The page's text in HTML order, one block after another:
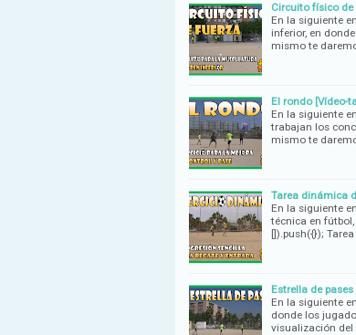
Circuito físico de
En la siguiente
inferior, en
mismo te
El rondo [Vídeo-
En la siguiente
trabajan los
mismo te
Tarea dinámica
En la siguiente
técnica en
[]).push({});
Estrella de
En la siguiente
donde los
visualización